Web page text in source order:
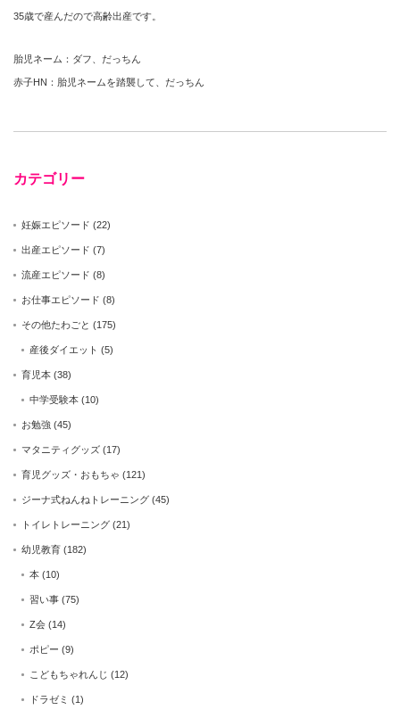
35歳で産んだので高齢出産です。
胎児ネーム：ダフ、だっちん
赤子HN：胎児ネームを踏襲して、だっちん
カテゴリー
妊娠エピソード (22)
出産エピソード (7)
流産エピソード (8)
お仕事エピソード (8)
その他たわごと (175)
産後ダイエット (5)
育児本 (38)
中学受験本 (10)
お勉強 (45)
マタニティグッズ (17)
育児グッズ・おもちゃ (121)
ジーナ式ねんねトレーニング (45)
トイレトレーニング (21)
幼児教育 (182)
本 (10)
習い事 (75)
Z会 (14)
ポピー (9)
こどもちゃれんじ (12)
ドラゼミ (1)